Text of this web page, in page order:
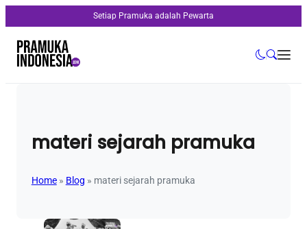
Setiap Pramuka adalah Pewarta
materi sejarah pramuka
Home» Blog » materi sejarah pramuka